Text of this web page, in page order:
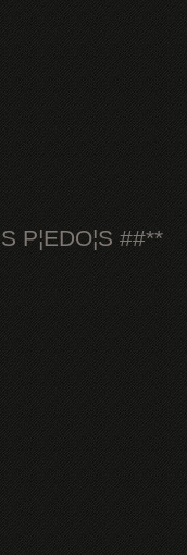
P¦EDO¦S ##**